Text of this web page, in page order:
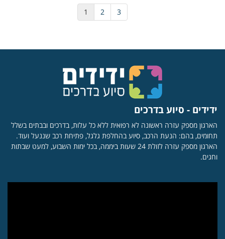
1 2 3
ידידים - סיוע בדרכים
הארגון מספק עזרה ראשונה לא רפואית ללא כל עלות, בדרכים ובבתים בשלל
תחומים, בהם: הנעת הרכב, סיוע בהחלפת גלגל, פתיחת רכב שננעל ועוד.
הארגון מספק עזרה לזולת 24 שעות ביממה, בכל ימות השבוע, למעט שבתות
וחגים.